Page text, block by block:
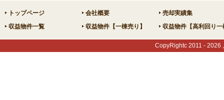
トップページ 会社概要
売却実績集
収益物件一覧
収益物件【一棟売り】 収益物件【高利回り一
CopyRightc 2011 - 2026